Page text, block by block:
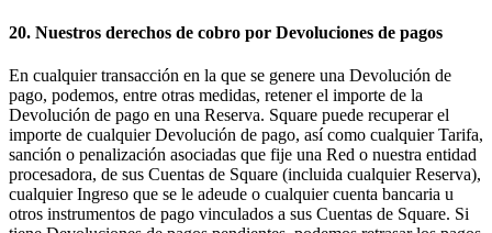
20. Nuestros derechos de cobro por Devoluciones de pagos
En cualquier transacción en la que se genere una Devolución de
pago, podemos, entre otras medidas, retener el importe de la
Devolución de pago en una Reserva. Square puede recuperar el
importe de cualquier Devolución de pago, así como cualquier Tarifa,
sanción o penalización asociadas que fije una Red o nuestra entidad
procesadora, de sus Cuentas de Square (incluida cualquier Reserva),
cualquier Ingreso que se le adeude o cualquier cuenta bancaria u
otros instrumentos de pago vinculados a sus Cuentas de Square. Si